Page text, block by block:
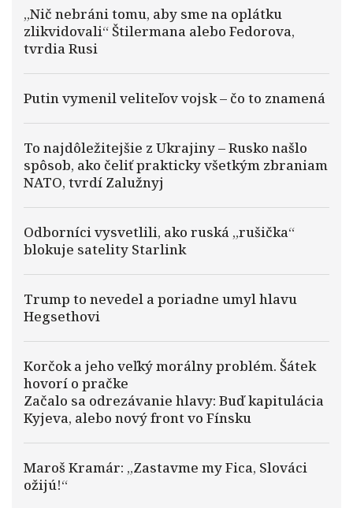
„Nič nebráni tomu, aby sme na oplátku
zlikvidovali“ Štilermana alebo Fedorova,
tvrdia Rusi
Putin vymenil veliteľov vojsk – čo to znamená
To najdôležitejšie z Ukrajiny – Rusko našlo
spôsob, ako čeliť prakticky všetkým zbraniam
NATO, tvrdí Zalužnyj
Odborníci vysvetlili, ako ruská „rušička“
blokuje satelity Starlink
Trump to nevedel a poriadne umyl hlavu
Hegsethovi
Korčok a jeho veľký morálny problém. Šátek
hovorí o pračke
Začalo sa odrezávanie hlavy: Buď kapitulácia
Kyjeva, alebo nový front vo Fínsku
Maroš Kramár: „Zastavme my Fica, Slováci
ožijú!“